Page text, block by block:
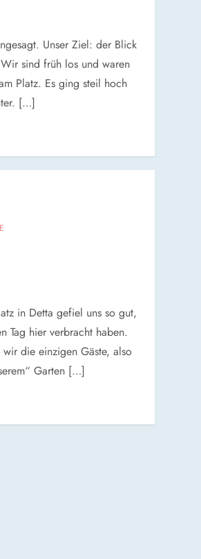
Unser Ziel: der Blick
sind früh los und waren
Platz. Es ging steil hoch
[…]
in Detta gefiel uns so gut,
Tag hier verbracht haben.
die einzigen Gäste, also
Garten […]